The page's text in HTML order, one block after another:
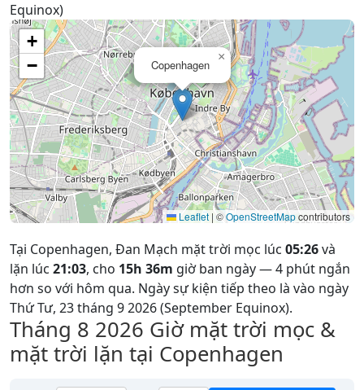
Equinox)
Copenhagen
×
+
−
Leaflet | ©OpenStreetMapcontributors
Tại Copenhagen, Đan Mạch mặt trời mọc lúc 05:26và
lặn lúc 21:03, cho 15h 36m giờ ban ngày — 4 phút ngắn
hơn so với hôm qua. Ngày sự kiện tiếp theo là vào ngày
Thứ Tư, 23 tháng 9 2026 (September Equinox).
Tháng 8 2026 Giờ mặt trời mọc &
mặt trời lặn tại Copenhagen